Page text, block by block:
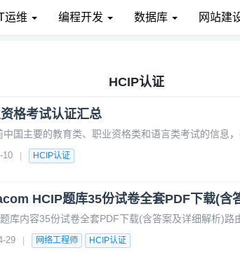
运维 编程开发 数据库 网站建
HCIP认证
格考试认证汇总
10 HCIP认证
HCIP题库35份试卷全套PDF下载(含
29 网络工程师 HCIP认证